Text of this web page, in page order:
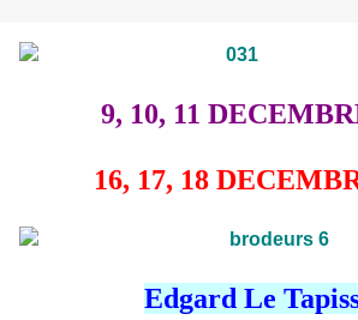
9, 10, 11
16, 17, 18
Edgard Le